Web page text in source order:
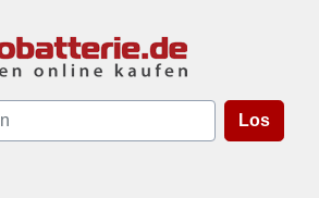
Los